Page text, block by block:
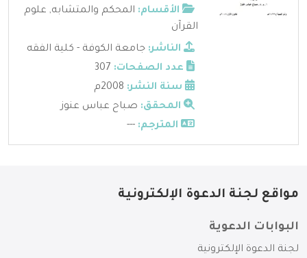
الأقسام: المحكم والمتشابه, علوم
القرآن
الناشر: جامعة الكوفة - كلية الفقه
عدد الصفحات:
سنة النشر:
المحقق: صباح عباس عنوز
المترجم: ---
مواقع لجنة الدعوة الإلكترونية
البوابات الدعوية
لجنة الدعوة الإلكترونية